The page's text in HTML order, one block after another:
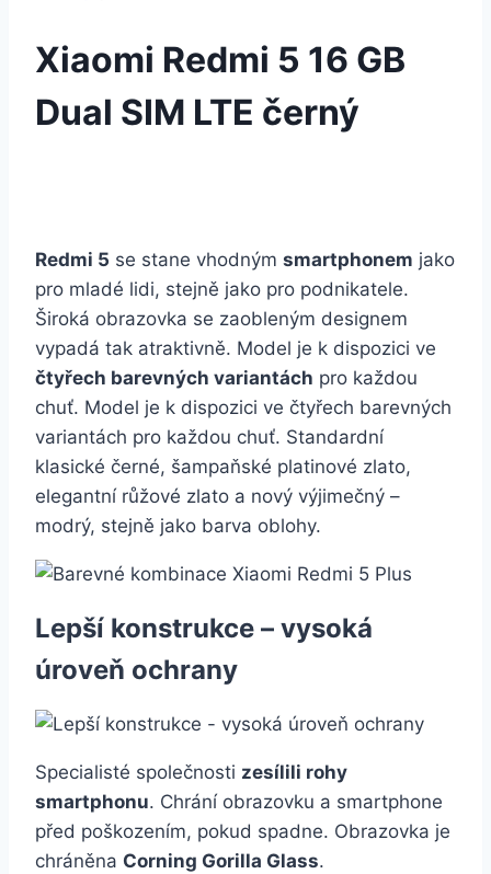
Xiaomi Redmi 5 16 GB
Dual SIM LTE černý
Redmi 5 se stane vhodným smartphonem jako
pro mladé lidi, stejně jako pro podnikatele.
Široká obrazovka se zaobleným designem
vypadá tak atraktivně. Model je k dispozici ve
čtyřech barevných variantách pro každou
chuť. Model je k dispozici ve čtyřech barevných
variantách pro každou chuť. Standardní
klasické černé, šampaňské platinové zlato,
elegantní růžové zlato a nový výjimečný –
modrý, stejně jako barva oblohy.
Lepší konstrukce – vysoká
úroveň ochrany
Specialisté společnosti zesílili rohy
smartphonu. Chrání obrazovku a smartphone
před poškozením, pokud spadne. Obrazovka je
chráněna Corning Gorilla Glass.